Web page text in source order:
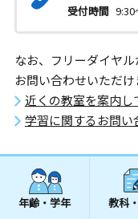
受付時間 9:30
なお、フリーダイヤ
お問い合わせいただけ
近くの教室を案内し
学習に関するお問い
年齢・学年 教科